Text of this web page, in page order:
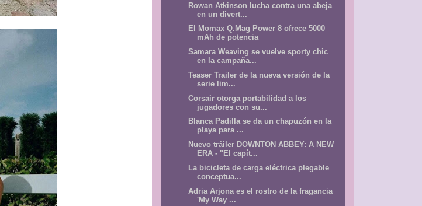
Rowan Atkinson lucha contra una abeja
en un divert...
El Momax Q.Mag Power 8 ofrece 5000
mAh de potencia
Samara Weaving se vuelve sporty chic
en la campaña...
Teaser Trailer de la nueva versión de la
serie lim...
Corsair otorga portabilidad a los
jugadores con su...
Blanca Padilla se da un chapuzón en la
playa para ...
Nuevo tráiler DOWNTON ABBEY: A NEW
ERA - "El capít...
La bicicleta de carga eléctrica plegable
conceptua...
Adria Arjona es el rostro de la fragancia
'My Way ...